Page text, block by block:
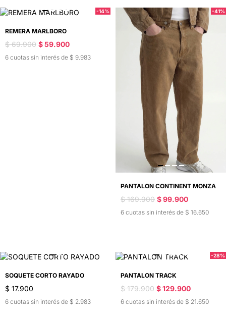
-14%
REMERA MARLBORO
$ 69.900 $ 59.900
6 cuotas sin interés de $ 9.983
-41%
PANTALON CONTINENT MONZA
$ 169.900 $ 99.900
6 cuotas sin interés de $ 16.650
SOQUETE CORTO RAYADO
$ 17.900
6 cuotas sin interés de $ 2.983
-28%
PANTALON TRACK
$ 179.900 $ 129.900
6 cuotas sin interés de $ 21.650